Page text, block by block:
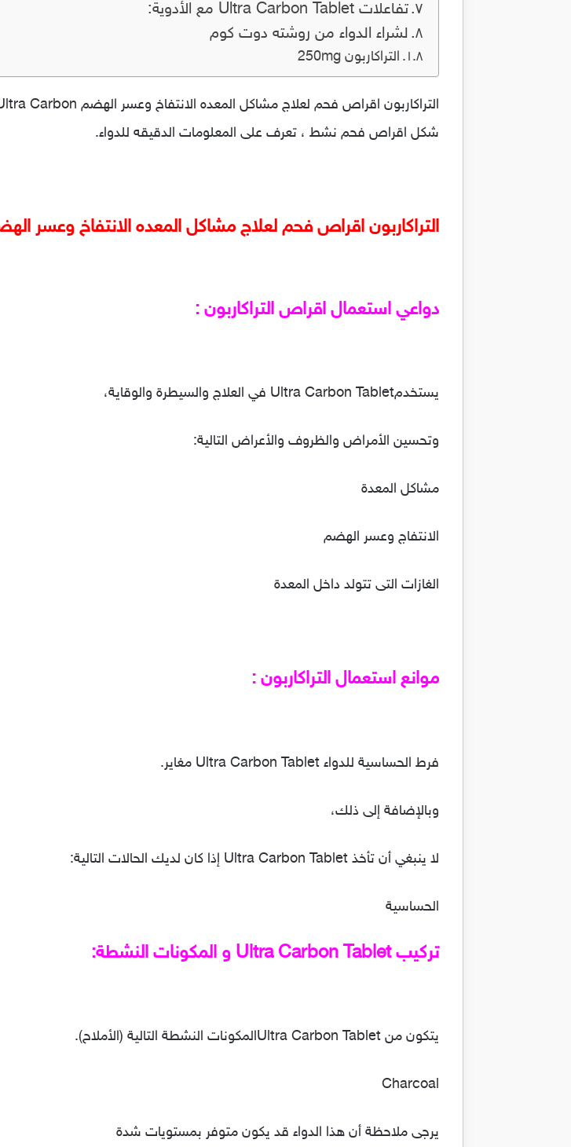
تفاعلات Ultra Carbon Tablet مع الأدوية:
لشراء الدواء من روشته دوت كوم
التراكاربون 250mg
شكل اقراص فحم نشط ، تعرف على المعلومات الدقيقه للدواء.
التراكاربون اقراص فحم لعلاج مشاكل المعده الانتفاخ وعسر
دواعي استعمال اقراص التراكاربون :
يستخدمUltra Carbon Tablet في العلاج والسيطرة والوقاية،
وتحسين الأمراض والظروف والأعراض التالية:
مشاكل المعدة
الانتفاج وعسر الهضم
الغازات التى تتولد داخل المعدة
موانع استعمال التراكاربون :
فرط الحساسية للدواء Ultra Carbon Tablet مغاير.
وبالإضافة إلى ذلك،
لا ينبغي أن تأخذ Ultra Carbon Tablet إذا كان لديك الحالات التالية:
الحساسية
تركيب Ultra Carbon Tablet و المكونات النشطة:
يتكون من Ultra Carbon Tabletالمكونات النشطة التالية (الأملاح).
Charcoal
يرجى ملاحظة أن هذا الدواء قد يكون متوفر بمستويات شدة